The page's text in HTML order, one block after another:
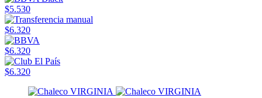
$5.530
$6.320
$6.320
$6.320